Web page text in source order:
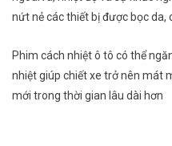
nứt nẻ các thiết bị được bọc da,
Phim cách nhiệt ô tô có thể
nhiệt giúp chiết xe trở nên mát
mới trong thời gian lâu dài hơn